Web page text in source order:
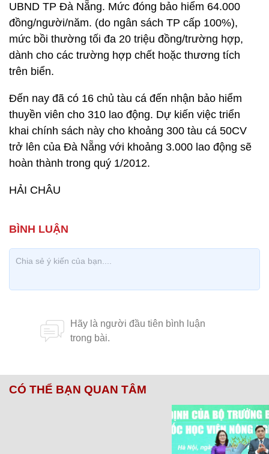
UBND TP Đà Nẵng. Mức đóng bảo hiểm 64.000
đồng/người/năm. (do ngân sách TP cấp 100%),
mức bồi thường tối đa 20 triệu đồng/trường hợp,
dành cho các trường hợp chết hoặc thương tích
trên biển.
Đến nay đã có 16 chủ tàu cá đến nhận bảo hiểm
thuyền viên cho 310 lao động. Dự kiến việc triển
khai chính sách này cho khoảng 300 tàu cá 50CV
trở lên của Đà Nẵng với khoảng 3.000 lao động sẽ
hoàn thành trong quý 1/2012.
HẢI CHÂU
CÓ THỂ BẠN QUAN TÂM